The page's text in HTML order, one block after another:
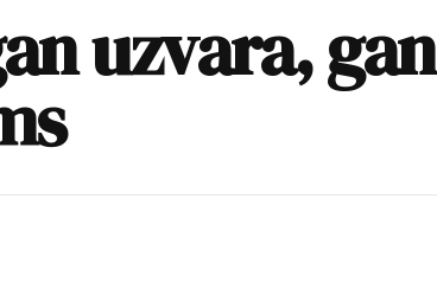
uzvara, gan